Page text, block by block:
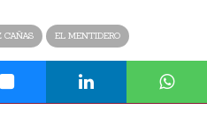
CAÑAS EL MENTIDERO